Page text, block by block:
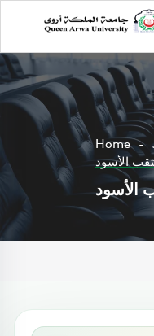
Home
الأسود
الأسود